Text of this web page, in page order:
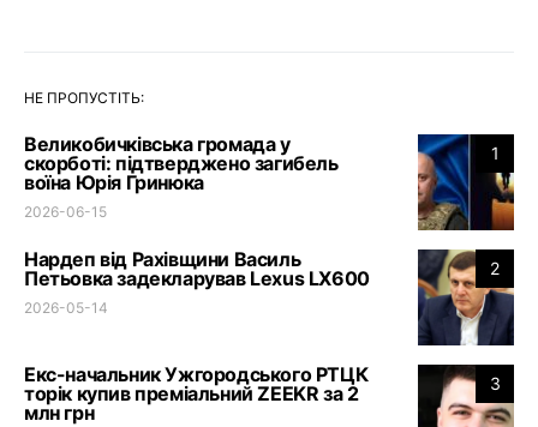
НЕ ПРОПУСТІТЬ:
1
Великобичківська громада у
скорботі: підтверджено загибель
воїна Юрія Гринюка
2026-06-15
2
Нардеп від Рахівщини Василь
Петьовка задекларував Lexus LX600
2026-05-14
3
Екс-начальник Ужгородського РТЦК
торік купив преміальний ZEEKR за 2
млн грн